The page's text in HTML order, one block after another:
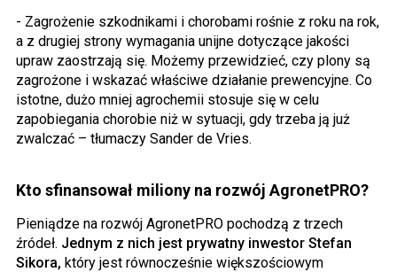
- Zagrożenie szkodnikami i chorobami rośnie z roku na rok,
a z drugiej strony wymagania unijne dotyczące jakości
upraw zaostrzają się. Możemy przewidzieć, czy plony są
zagrożone i wskazać właściwe działanie prewencyjne. Co
istotne, dużo mniej agrochemii stosuje się w celu
zapobiegania chorobie niż w sytuacji, gdy trzeba ją już
zwalczać – tłumaczy Sander de Vries.
Kto sfinansował miliony na rozwój AgronetPRO?
Pieniądze na rozwój AgronetPRO pochodzą z trzech
źródeł. Jednym z nich jest prywatny inwestor Stefan
Sikora, który jest równocześnie większościowym